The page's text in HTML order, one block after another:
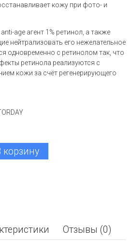
кожу при фото- и
age агент 1% ретинол, а также
нейтрализовать его нежелательное
одновременно с ретинолом так, что
ретинола реализуются с
кожи за счёт регенерирующего
корзину
Отзывы (0)